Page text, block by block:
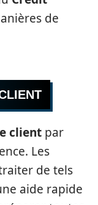
de
client par
Les
de tels
aide rapide